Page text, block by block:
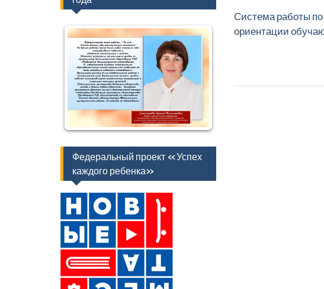
Система работы
ориентации
Федеральный проект «Успех
каждого ребенка»